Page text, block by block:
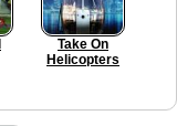
Take On
Helicopters